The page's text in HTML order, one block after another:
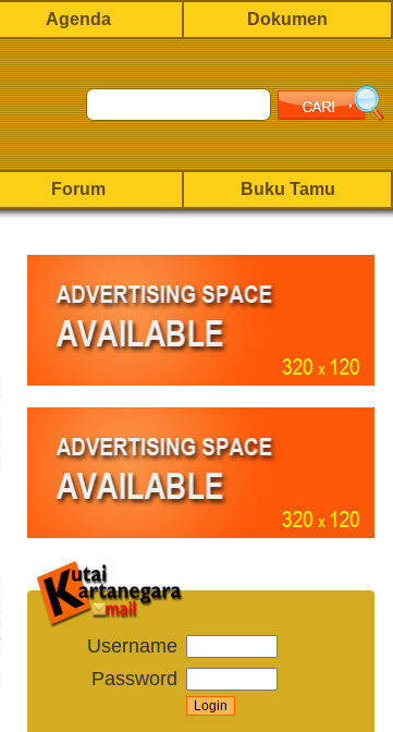
Agenda Dokumen
Forum Buku Tamu
Username
Password